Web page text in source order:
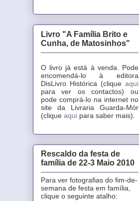
Livro "A Família Brito e
Cunha, de Matosinhos"
O livro já está à venda. Pode
encomendá-lo à editora
DisLivro Histórica (clique aqui
para ver os contactos) ou
pode comprá-lo na internet no
site da Livraria Guarda-Mór
(clique aqui para saber mais).
Rescaldo da festa de
família de 22-3 Maio 2010
Para ver fotografias do fim-de-
semana de festa em família,
clique o seguinte atalho: